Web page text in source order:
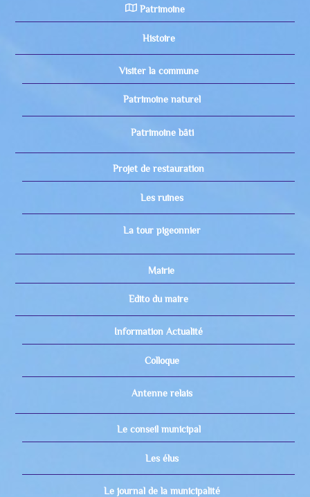
Patrimoine
Histoire
Visiter la commune
Patrimoine naturel
Patrimoine bâti
Projet de restauration
Les ruines
La tour pigeonnier
Mairie
Edito du maire
Information Actualité
Colloque
Antenne relais
Le conseil municipal
Les élus
Le journal de la municipalité